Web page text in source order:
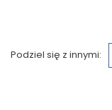
Podziel się z innymi: